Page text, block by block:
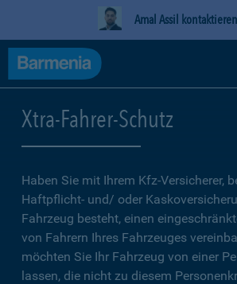
Amal Assil kontaktieren
Xtra-Fahrer-Schutz
Haben Sie mit Ihrem Kfz-Versicherer,
Haftpflicht- und/ oder
Fahrzeug besteht, einen
von Fahrern Ihres Fahrzeuges
möchten Sie Ihr Fahrzeug von einer
lassen, die nicht zu diesem